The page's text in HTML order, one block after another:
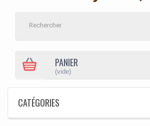
PANIER
(vide)
CATÉGORIES